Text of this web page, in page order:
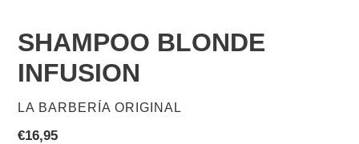
SHAMPOO BLONDE
INFUSION
PROVEEDOR
LA BARBERÍA ORIGINAL
Precio
€16,95